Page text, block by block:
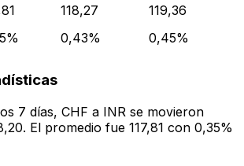
118,27
119,36
0,43% 0,45%
7 días, CHF a INR se movieron
El promedio fue 117,81 con 0,35%